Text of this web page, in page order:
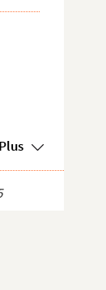
Plus